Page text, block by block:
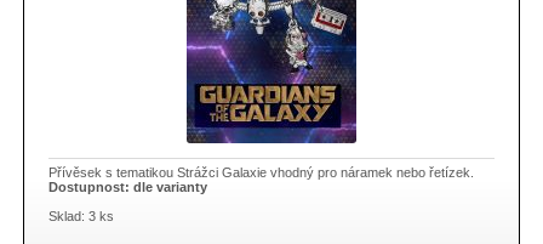
Přívěsek s tematikou Strážci Galaxie vhodný pro náramek nebo řetízek.
Dostupnost:dle varianty
Sklad: 3 ks